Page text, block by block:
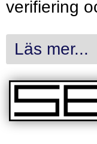
verifiering
Läs mer...